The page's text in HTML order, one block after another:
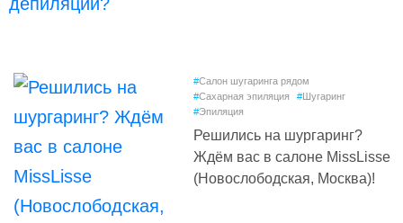
#Салон шугаринга рядом
#Сахарная эпиляция #Шугаринг
#Эпиляция
Решились на шургаринг?
Ждём вас в салоне MissLisse
(Новослободская, Москва)!